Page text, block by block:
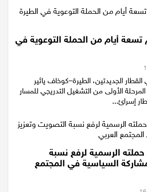
تسعة أيام من الحملة التوعوية في
الجديدتين، الطيرة–كوخاف يائير
الأولى من التشغيل التدريجي للمسار
يطلق حملته الرسمية لرفع نسبة
السياسية في المجتمع